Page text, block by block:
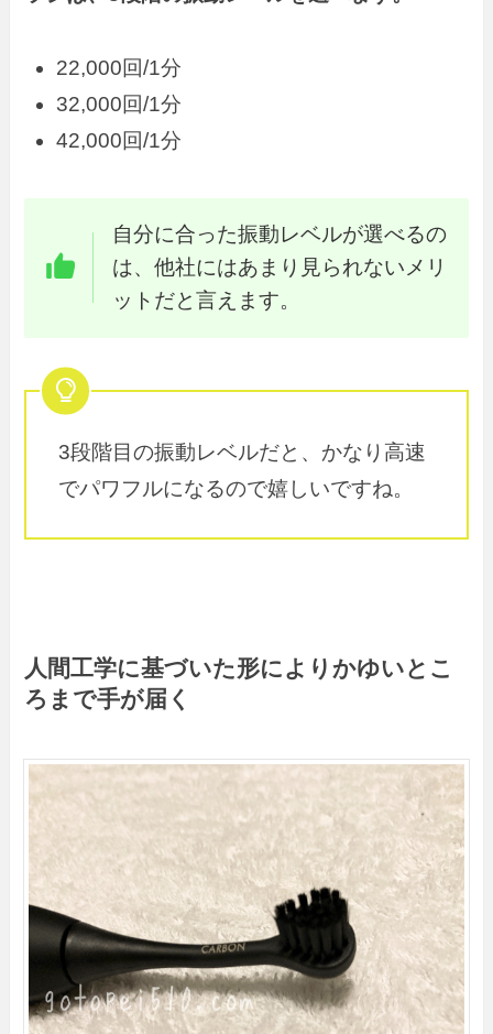
22,000回/1分
32,000回/1分
42,000回/1分
自分に合った振動レベルが選べるの
は、他社にはあまり見られないメリ
ットだと言えます。
3段階目の振動レベルだと、かなり高速
でパワフルになるので嬉しいですね。
人間工学に基づいた形によりかゆいとこ
ろまで手が届く